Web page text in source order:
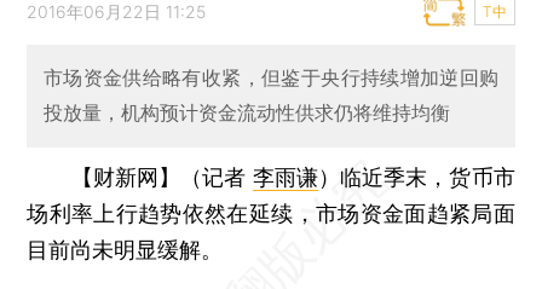
2016年06月22日 11:25 T中
市场资金供给略有收紧，但鉴于央行持续增加逆回购
投放量，机构预计资金流动性供求仍将维持均衡
【财新网】（记者 李雨谦） 临近季末，货币市
场利率上行趋势依然在延续，市场资金面趋紧局面
目前尚未明显缓解。